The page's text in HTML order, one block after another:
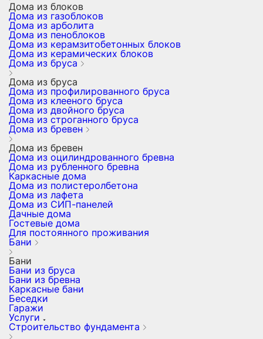
Дома из блоков
Дома из газоблоков
Дома из арболита
Дома из пеноблоков
Дома из керамзитобетонных блоков
Дома из керамических блоков
Дома из бруса
Дома из бруса
Дома из профилированного бруса
Дома из клееного бруса
Дома из двойного бруса
Дома из строганного бруса
Дома из бревен
Дома из бревен
Дома из оцилиндрованного бревна
Дома из рубленного бревна
Каркасные дома
Дома из полистеролбетона
Дома из лафета
Дома из СИП-панелей
Дачные дома
Гостевые дома
Для постоянного проживания
Бани
Бани
Бани из бруса
Бани из бревна
Каркасные бани
Беседки
Гаражи
Услуги
Строительство фундамента